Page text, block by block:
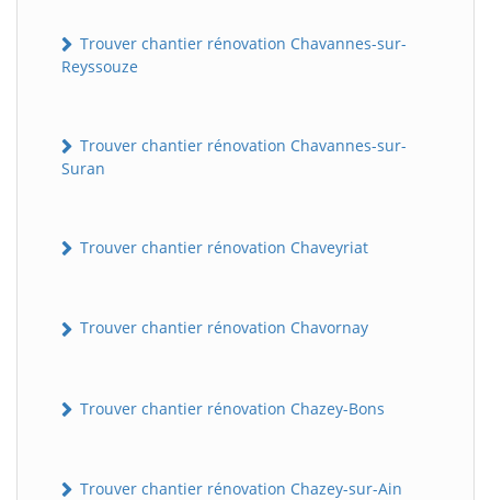
Trouver chantier rénovation Chavannes-sur-
Reyssouze
Trouver chantier rénovation Chavannes-sur-
Suran
Trouver chantier rénovation Chaveyriat
Trouver chantier rénovation Chavornay
Trouver chantier rénovation Chazey-Bons
Trouver chantier rénovation Chazey-sur-Ain
BatiWebPro